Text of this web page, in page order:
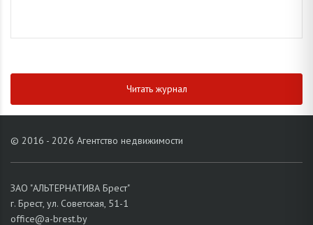
Читать журнал
© 2016 - 2026 Агентство недвижимости
ЗАО "АЛЬТЕРНАТИВА Брест"
г. Брест, ул. Советская, 51-1
office@a-brest.by